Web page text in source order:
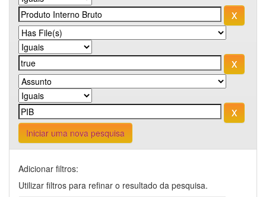
Iniciar uma nova pesquisa
Adicionar filtros:
Utilizar filtros para refinar o resultado da pesquisa.